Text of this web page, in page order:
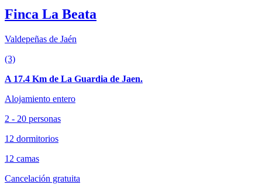
Finca La Beata
Valdepeñas de Jaén
(3)
A 17.4 Km de La Guardia de Jaen.
Alojamiento entero
2 - 20 personas
12 dormitorios
12 camas
Cancelación gratuita